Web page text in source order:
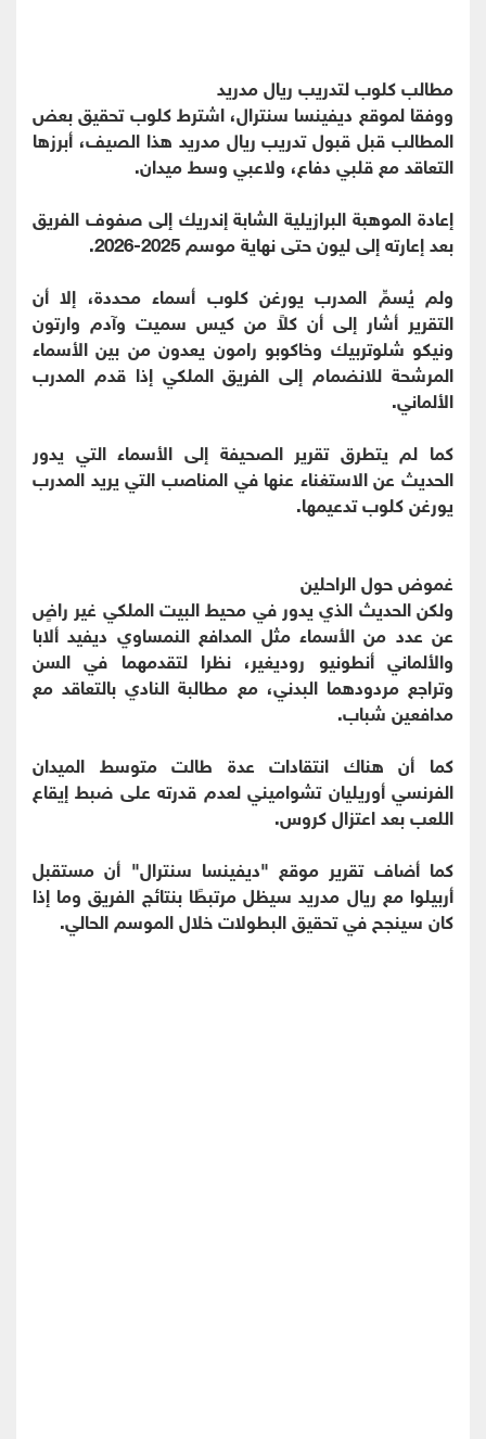
مطالب كلوب لتدريب ريال مدريد
ووفقا لموقع ديفينسا سنترال، اشترط كلوب تحقيق بعض
المطالب قبل قبول تدريب ريال مدريد هذا الصيف، أبرزها
التعاقد مع قلبي دفاع، ولاعبي وسط ميدان.
إعادة الموهبة البرازيلية الشابة إندريك إلى صفوف الفريق
بعد إعارته إلى ليون حتى نهاية موسم 2025-2026.
ولم يُسمِّ المدرب يورغن كلوب أسماء محددة، إلا أن
التقرير أشار إلى أن كلاً من كيس سميت وآدم وارتون
ونيكو شلوتربيك وخاكوبو رامون يعدون من بين الأسماء
المرشحة للانضمام إلى الفريق الملكي إذا قدم المدرب
الألماني.
كما لم يتطرق تقرير الصحيفة إلى الأسماء التي يدور
الحديث عن الاستغناء عنها في المناصب التي يريد المدرب
يورغن كلوب تدعيمها.
غموض حول الراحلين
ولكن الحديث الذي يدور في محيط البيت الملكي غير راضٍ
عن عدد من الأسماء مثل المدافع النمساوي ديفيد ألابا
والألماني أنطونيو روديغير، نظرا لتقدمهما في السن
وتراجع مردودهما البدني، مع مطالبة النادي بالتعاقد مع
مدافعين شباب.
كما أن هناك انتقادات عدة طالت متوسط الميدان
الفرنسي أوريليان تشواميني لعدم قدرته على ضبط إيقاع
اللعب بعد اعتزال كروس.
كما أضاف تقرير موقع "ديفينسا سنترال" أن مستقبل
أربيلوا مع ريال مدريد سيظل مرتبطًا بنتائج الفريق وما إذا
كان سينجح في تحقيق البطولات خلال الموسم الحالي.